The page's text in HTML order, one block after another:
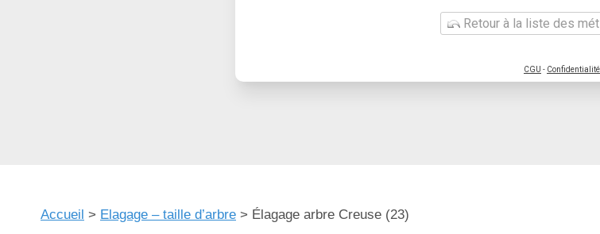
Retour à la liste des
CGU - Confidentialité
Accueil > Elagage – taille d’arbre > Élagage arbre Creuse (23)